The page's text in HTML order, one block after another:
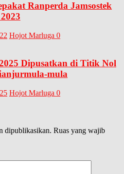
Ranperda Jamsostek
Hojot Marluga 0
Dipusatkan di Titik Nol
mula
Hojot Marluga 0
dipublikasikan. Ruas yang wajib